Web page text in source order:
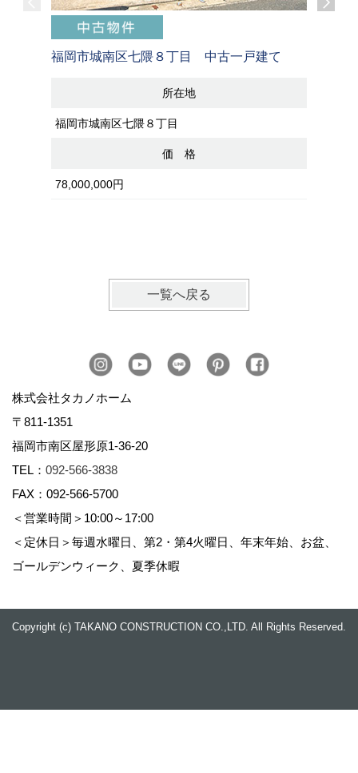
福岡市城南区七隈８丁目 中古一戸建て
所在地
福岡市城南区七隈８丁目
価 格
78,000,000円
一覧へ戻る
株式会社タカノホーム
〒811-1351
福岡市南区屋形原1-36-20
TEL： 092-566-3838
FAX：092-566-5700
＜営業時間＞10:00～17:00
＜定休日＞毎週水曜日、第2・第4火曜日、年末年始、お盆、
ゴールデンウィーク、夏季休暇
Copyright (c) TAKANO CONSTRUCTION CO.,LTD. All Rights Reserved.